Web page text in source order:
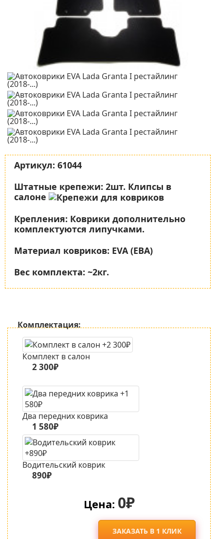
Артикул: 61044
Штатные крепежи: 2шт. Клипсы в
салоне
Крепления: Коврики дополнительно
комплектуются липучками.
Материал ковриков: EVA (ЕВА)
Вес комплекта: ~2кг.
Комплектация:
Комплект в салон
2 300₽
Два передних коврика
1 580₽
Водительский коврик
890₽
Цена: 0₽
ЗАКАЗАТЬ В 1 КЛИК